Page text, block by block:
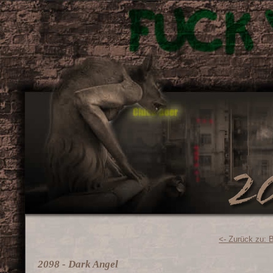
<- Zurück zu:
2098 - Dark Angel